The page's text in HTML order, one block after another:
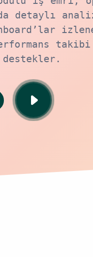
detaylı